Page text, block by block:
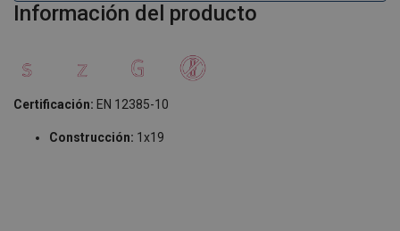
Información del producto
Certificación: EN 12385-10
Construcción: 1x19